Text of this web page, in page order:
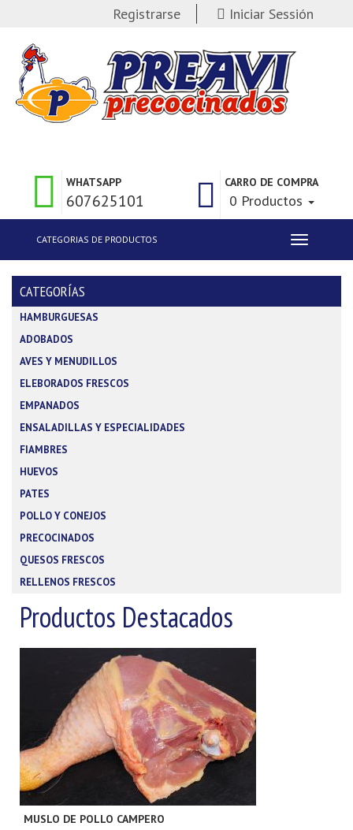
Registrarse Iniciar Sessión
CARRO DE COMPRA
0 Productos
WHATSAPP
607625101
Toggle
navigation
CATEGORIAS DE PRODUCTOS
CATEGORÍAS
HAMBURGUESAS
ADOBADOS
AVES Y MENUDILLOS
ELEBORADOS FRESCOS
EMPANADOS
ENSALADILLAS Y ESPECIALIDADES
FIAMBRES
HUEVOS
PATES
POLLO Y CONEJOS
PRECOCINADOS
QUESOS FRESCOS
RELLENOS FRESCOS
Productos Destacados
MUSLO DE POLLO CAMPERO